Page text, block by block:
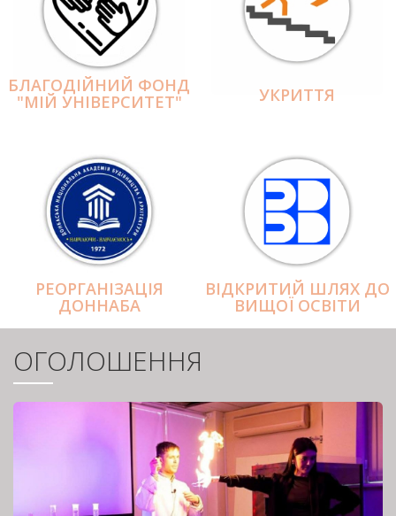
БЛАГОДІЙНИЙ ФОНД
"МІЙ УНІВЕРСИТЕТ" УКРИТТЯ
РЕОРГАНІЗАЦІЯ
ДОННАБА
ВІДКРИТИЙ ШЛЯХ ДО
ВИЩОЇ ОСВІТИ
ОГОЛОШЕННЯ